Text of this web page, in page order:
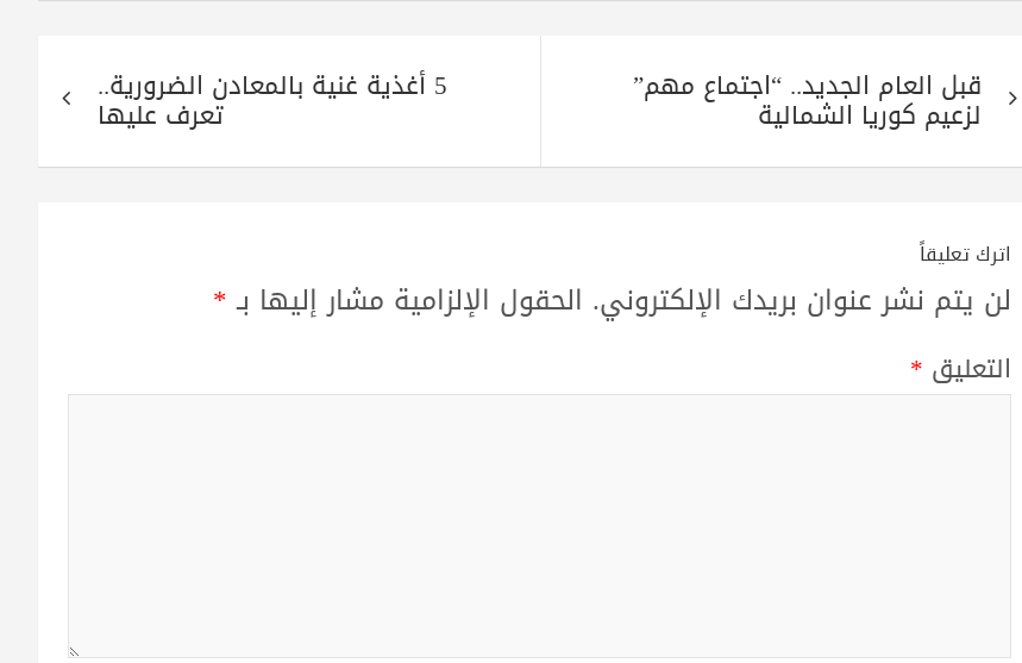
المقالاتقبل العام الجديد.. “اجتماع مهم”
لزعيم كوريا الشمالية
5 أغذية غنية بالمعادن الضرورية..
تعرف عليها
اترك تعليقاً
لن يتم نشر عنوان بريدك الإلكتروني. الحقول الإلزامية مشار إليها بـ*
التعليق *